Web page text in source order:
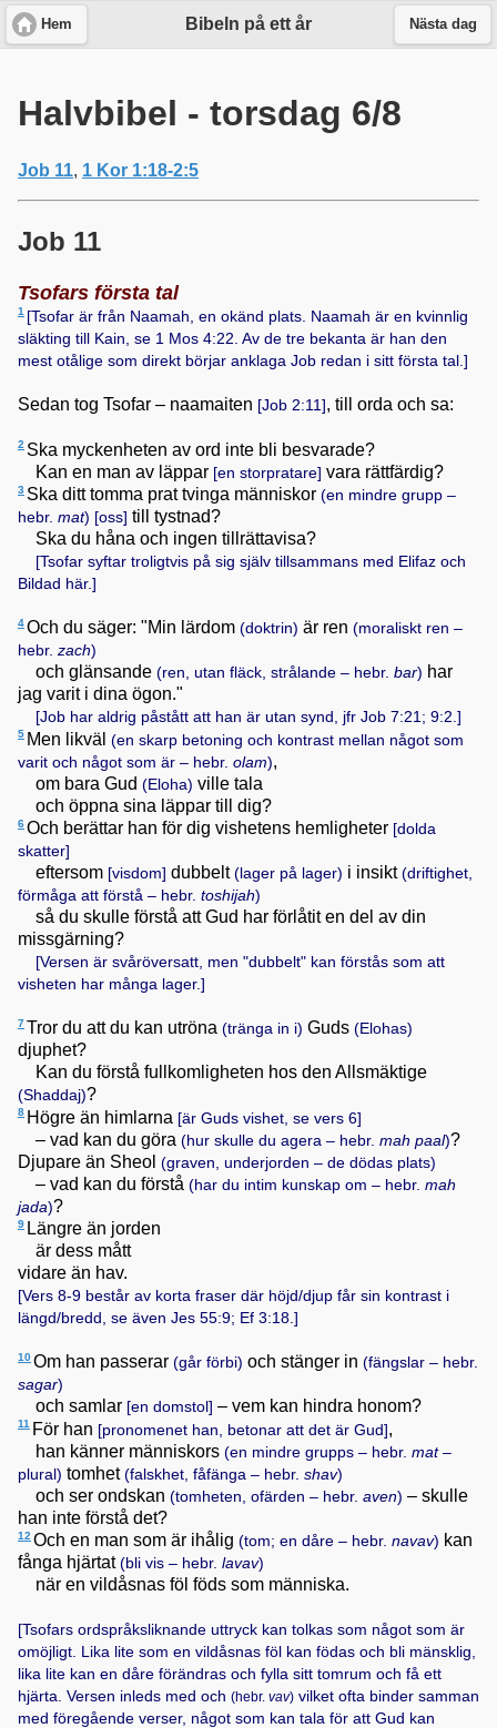
Hem Bibeln på ett år Nästa dag
Halvbibel - torsdag 6/8
Job 11, 1 Kor 1:18-2:5
Job 11
Tsofars första tal
1 [Tsofar är från Naamah, en okänd plats. Naamah är en kvinnlig
släkting till Kain, se 1 Mos 4:22. Av de tre bekanta är han den
mest otålige som direkt börjar anklaga Job redan i sitt första tal.]
Sedan tog Tsofar – naamaiten [Job 2:11] , till orda och sa:
2 Ska myckenheten av ord inte bli besvarade?
Kan en man av läppar [en storpratare] vara rättfärdig?
3 Ska ditt tomma prat tvinga människor (en mindre grupp –
hebr. mat) [oss] till tystnad?
Ska du håna och ingen tillrättavisa?
[Tsofar syftar troligtvis på sig själv tillsammans med Elifaz och
Bildad här.]
4Och du säger: "Min lärdom (doktrin) är ren (moraliskt ren –
hebr. zach)
och glänsande (ren, utan fläck, strålande – hebr. bar) har
jag varit i dina ögon."
[Job har aldrig påstått att han är utan synd, jfr Job 7:21; 9:2.]
5 Men likväl (en skarp betoning och kontrast mellan något som
varit och något som är – hebr. olam),
om bara Gud (Eloha) ville tala
och öppna sina läppar till dig?
6Och berättar han för dig vishetens hemligheter [dolda
skatter]
eftersom [visdom] dubbelt (lager på lager) i insikt (driftighet,
förmåga att förstå – hebr. toshijah)
så du skulle förstå att Gud har förlåtit en del av din
missgärning?
[Versen är svåröversatt, men "dubbelt" kan förstås som att
visheten har många lager.]
7Tror du att du kan utröna (tränga in i) Guds (Elohas)
djuphet?
Kan du förstå fullkomligheten hos den Allsmäktige
(Shaddaj)?
8 Högre än himlarna [är Guds vishet, se vers 6]
– vad kan du göra (hur skulle du agera – hebr. mah paal)?
Djupare än Sheol (graven, underjorden – de dödas plats)
– vad kan du förstå (har du intim kunskap om – hebr. mah
jada)?
9 Längre än jorden
är dess mått
vidare än hav.
[Vers 8-9 består av korta fraser där höjd/djup får sin kontrast i
längd/bredd, se även Jes 55:9; Ef 3:18.]
10Om han passerar (går förbi) och stänger in (fängslar – hebr.
sagar)
och samlar [en domstol] – vem kan hindra honom?
11 För han [pronomenet han, betonar att det är Gud],
han känner människors (en mindre grupps – hebr. mat–
plural) tomhet (falskhet, fåfänga – hebr. shav)
och ser ondskan (tomheten, ofärden – hebr. aven) – skulle
han inte förstå det?
12 Och en man som är ihålig (tom; en dåre – hebr. navav) kan
fånga hjärtat (bli vis – hebr. lavav)
när en vildåsnas föl föds som människa.
[Tsofars ordspråksliknande uttryck kan tolkas som något som är
omöjligt. Lika lite som en vildåsnas föl kan födas och bli mänsklig,
lika lite kan en dåre förändras och fylla sitt tomrum och få ett
hjärta. Versen inleds med och (hebr. vav) vilket ofta binder samman
med föregående verser, något som kan tala för att Gud kan